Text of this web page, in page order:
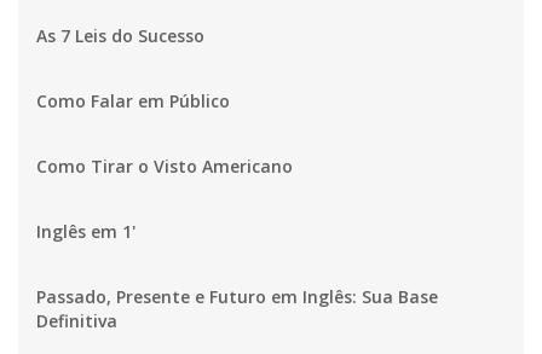
As 7 Leis do Sucesso
Como Falar em Público
Como Tirar o Visto Americano
Inglês em 1'
Passado, Presente e Futuro em Inglês: Sua Base
Definitiva